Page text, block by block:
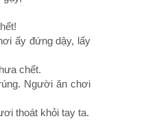
ấy đứng dậy, lấy
chết.
Người ăn chơi
thoát khỏi tay ta.